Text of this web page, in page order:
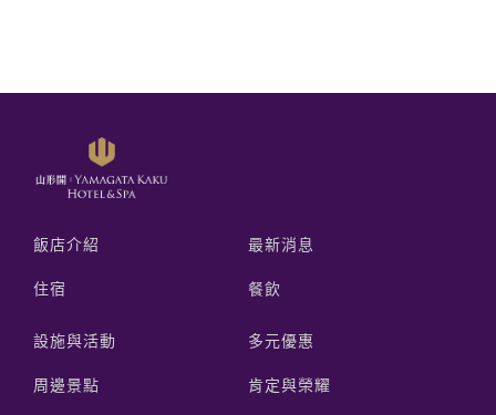
飯店介紹 最新消息
住宿 餐飲
設施與活動 多元優惠
周邊景點 肯定與榮耀